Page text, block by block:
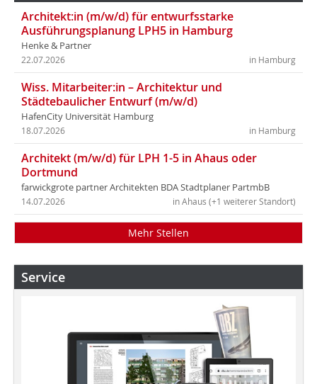
Architekt:in (m/w/d) für entwurfsstarke
Ausführungsplanung LPH5 in Hamburg
Henke & Partner
in Hamburg
22.07.2026
Wiss. Mitarbeiter:in – Architektur und
Städtebaulicher Entwurf (m/w/d)
HafenCity Universität Hamburg
in Hamburg
18.07.2026
Architekt (m/w/d) für LPH 1-5 in Ahaus oder
Dortmund
farwickgrote partner Architekten BDA Stadtplaner PartmbB
in Ahaus (+1 weiterer Standort)
14.07.2026
Mehr Stellen
Service